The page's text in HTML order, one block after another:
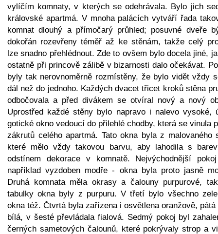
vylíčím komnaty, v kterých se odehrávala. Bylo jich
královské apartmá. V mnoha palácích vytváří řada
komnat dlouhý a přímočarý průhled; posuvné dveře
dokořán rozevřeny téměř až ke stěnám, takže celý
lze snadno přehlédnout. Zde to ovšem bylo docela jiné,
ostatně při princově zálibě v bizarnosti dalo očekávat.
byly tak nerovnoměrně rozmístěny, že bylo vidět vždy
dál než do jednoho. Každých dvacet třicet kroků stěna
odbočovala a před divákem se otvíral nový a nový
Uprostřed každé stěny bylo napravo i nalevo vysoké,
gotické okno vedoucí do přilehlé chodby, která se vinula
zákrutů celého apartmá. Tato okna byla z malovaného
které mělo vždy takovou barvu, aby lahodila s
odstínem dekorace v komnatě. Nejvýchodnější
například vyzdoben modře - okna byla proto jasně
Druhá komnata měla okrasy a čalouny purpurové,
tabulky okna byly z purpuru. V třetí bylo všechno
okna též. Čtvrtá byla zařízena i osvětlena oranžově, pátá
bílá, v šesté převládala fialová. Sedmý pokoj byl
černých sametových čalounů, které pokrývaly strop a